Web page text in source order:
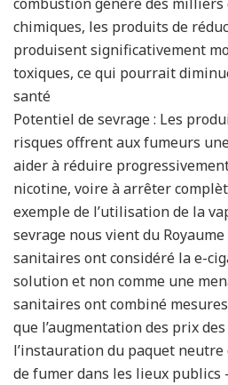
chimiques, les produits de
produisent significativement
toxiques, ce qui pourrait
santé
Potentiel de sevrage : Les
risques offrent aux fumeurs
aider à réduire
nicotine, voire à arrêter
exemple de l’utilisation de la
sevrage nous vient du
sanitaires ont considéré la e-
solution et non comme une
sanitaires ont combiné
que l’augmentation des prix
l’instauration du paquet
de fumer dans les lieux publics